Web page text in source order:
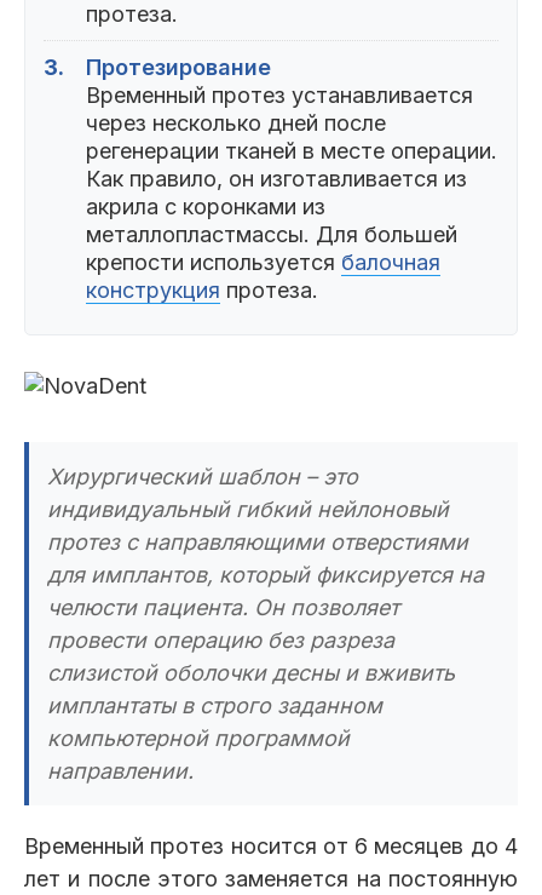
протеза.
3.
Протезирование
Временный протез устанавливается
через несколько дней после
регенерации тканей в месте операции.
Как правило, он изготавливается из
акрила с коронками из
металлопластмассы. Для большей
крепости используется балочная
конструкция протеза.
Хирургический шаблон – это
индивидуальный гибкий нейлоновый
протез с направляющими отверстиями
для имплантов, который фиксируется на
челюсти пациента. Он позволяет
провести операцию без разреза
слизистой оболочки десны и вживить
имплантаты в строго заданном
компьютерной программой
направлении.
Временный протез носится от 6 месяцев до 4
лет и после этого заменяется на постоянную